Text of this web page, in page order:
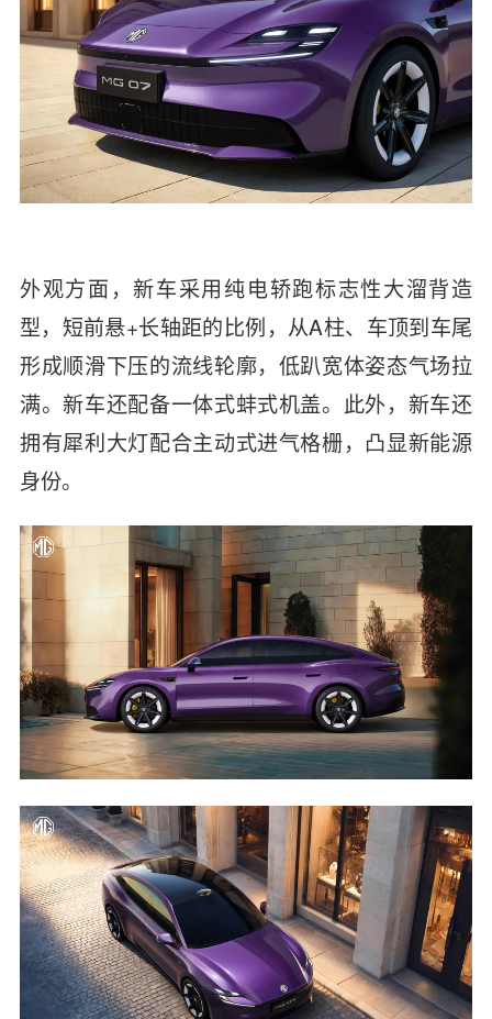
外观方面，新车采用纯电轿跑标志性大溜背造
型，短前悬+长轴距的比例，从A柱、车顶到车尾
形成顺滑下压的流线轮廓，低趴宽体姿态气场拉
满。新车还配备一体式蚌式机盖。此外，新车还
拥有犀利大灯配合主动式进气格栅，凸显新能源
身份。